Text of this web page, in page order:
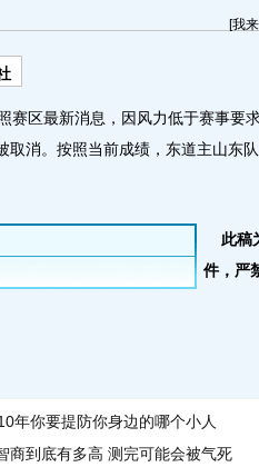
[我
区最新消息，因风力低于赛事要
取消。按照当前成绩，东道主山东
此稿
件，严
年你要提防你身边的哪个小人
商到底有多高 测完可能会被气死